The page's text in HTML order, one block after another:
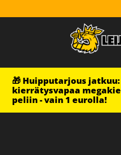
🎁 Huipputarjous
kierrätysvapaa
peliin - vain 1 eurolla!